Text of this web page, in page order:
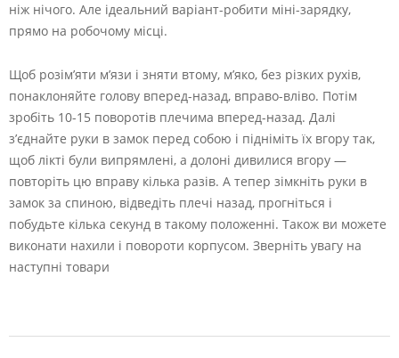
ніж нічого. Але ідеальний варіант-робити міні-зарядку,
прямо на робочому місці.
Щоб розім’яти м’язи і зняти втому, м’яко, без різких рухів,
понаклоняйте голову вперед-назад, вправо-вліво. Потім
зробіть 10-15 поворотів плечима вперед-назад. Далі
з’єднайте руки в замок перед собою і підніміть їх вгору так,
щоб лікті були випрямлені, а долоні дивилися вгору —
повторіть цю вправу кілька разів. А тепер зімкніть руки в
замок за спиною, відведіть плечі назад, прогніться і
побудьте кілька секунд в такому положенні. Також ви можете
виконати нахили і повороти корпусом. Зверніть увагу на
наступні товари